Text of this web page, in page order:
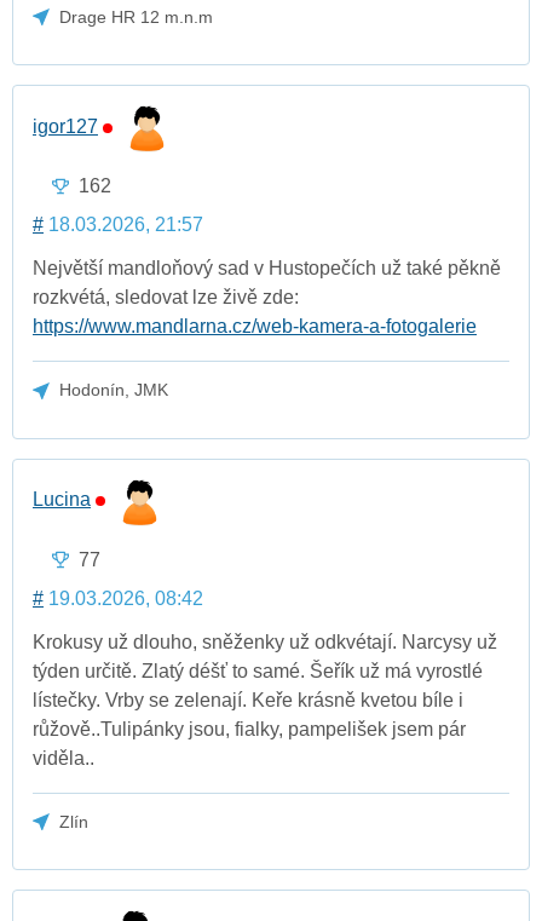
Drage HR 12 m.n.m
igor127
162
# 18.03.2026, 21:57
Největší mandloňový sad v Hustopečích už také pěkně
rozkvétá, sledovat lze živě zde:
https://www.mandlarna.cz/web-kamera-a-fotogalerie
Hodonín, JMK
Lucina
77
# 19.03.2026, 08:42
Krokusy už dlouho, sněženky už odkvétají. Narcysy už
týden určitě. Zlatý déšť to samé. Šeřík už má vyrostlé
lístečky. Vrby se zelenají. Keře krásně kvetou bíle i
růžově..Tulipánky jsou, fialky, pampelišek jsem pár
viděla..
Zlín